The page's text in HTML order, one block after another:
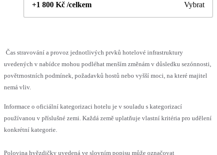
+1 800 Kč /celkem Vybrat
Čas stravování a provoz jednotlivých prvků hotelové infrastruktury
uvedených v nabídce mohou podléhat menším změnám v důsledku sezónnosti,
povětrnostních podmínek, požadavků hostů nebo vyšší moci, na které majitel
nemá vliv.
Informace o oficiální kategorizaci hotelu je v souladu s kategorizací
používanou v příslušné zemi. Každá země uplatňuje vlastní kritéria pro udělení
konkrétní kategorie.
Polovina hvězdičky uvedená ve slovním popisu může označovat